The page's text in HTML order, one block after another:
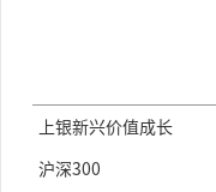
上银新兴价值成长
沪深300